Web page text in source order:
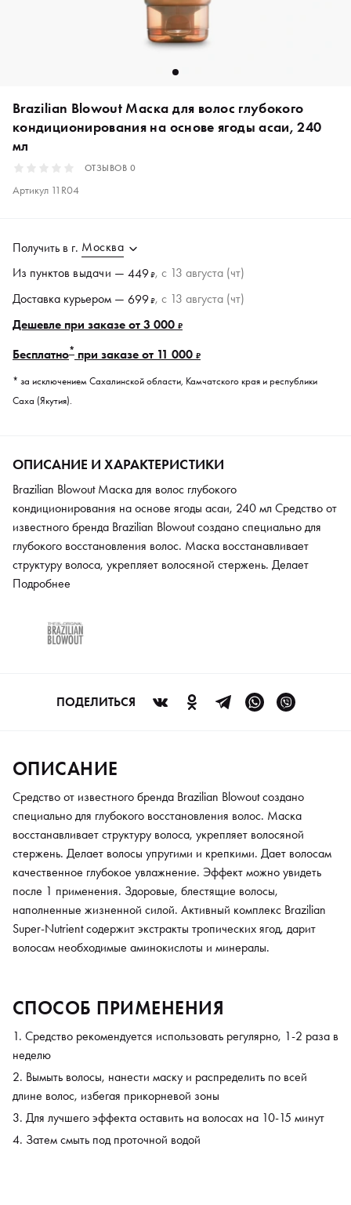
Brazilian Blowout Маска для волос глубокого
кондиционирования на основе ягоды асаи, 240
мл
ОТЗЫВОВ 0
Артикул 11R04
Получить в г. Москва
Из пунктов выдачи — 449₽, c 13 августа (чт)
Доставка курьером — 699₽, c 13 августа (чт)
Дешевле при заказе от 3 000 ₽
Бесплатно* при заказе от 11 000 ₽
* за исключением Сахалинской области, Камчатского края и республики
Саха (Якутия).
ОПИСАНИЕ И ХАРАКТЕРИСТИКИ
Brazilian Blowout Маска для волос глубокого
кондиционирования на основе ягоды асаи, 240 мл Средство от
известного бренда Brazilian Blowout создано специально для
глубокого восстановления волос. Маска восстанавливает
структуру волоса, укрепляет волосяной стержень. Делает
волосы упругими и крепкими. Дает волосам качественное
применения. Здоровые, блестящие волосы, наполненные
жизненной силой. Активный комплекс Brazilian Super-Nutrient
Подробнее
ПОДЕЛИТЬСЯ
ОПИСАНИЕ
Средство от известного бренда Brazilian Blowout создано
специально для глубокого восстановления волос. Маска
восстанавливает структуру волоса, укрепляет волосяной
стержень. Делает волосы упругими и крепкими. Дает волосам
качественное глубокое увлажнение. Эффект можно увидеть
после 1 применения. Здоровые, блестящие волосы,
наполненные жизненной силой. Активный комплекс Brazilian
Super-Nutrient содержит экстракты тропических ягод, дарит
волосам необходимые аминокислоты и минералы.
СПОСОБ ПРИМЕНЕНИЯ
Средство рекомендуется использовать регулярно, 1-2 раза в
неделю
Вымыть волосы, нанести маску и распределить по всей
длине волос, избегая прикорневой зоны
Для лучшего эффекта оставить на волосах на 10-15 минут
Затем смыть под проточной водой